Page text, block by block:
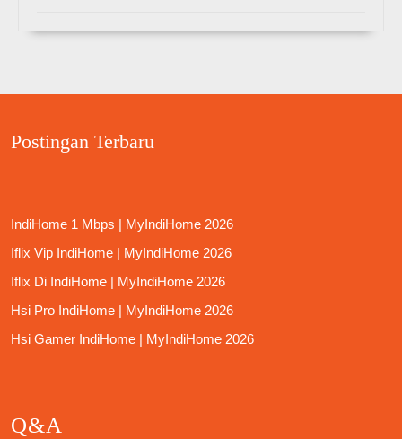
Postingan Terbaru
IndiHome 1 Mbps | MyIndiHome 2026
Iflix Vip IndiHome | MyIndiHome 2026
Iflix Di IndiHome | MyIndiHome 2026
Hsi Pro IndiHome | MyIndiHome 2026
Hsi Gamer IndiHome | MyIndiHome 2026
Q&A